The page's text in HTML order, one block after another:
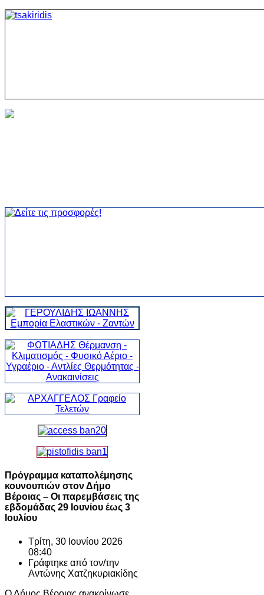
Πρόγραμμα καταπολέμησης
κουνουπιών στον Δήμο
Βέροιας – Οι παρεμβάσεις της
εβδομάδας 29 Ιουνίου έως 3
Ιουλίου
Τρίτη, 30 Ιουνίου 2026
08:40
Γράφτηκε από τον/την
Αντώνης Χατζηκυριακίδης